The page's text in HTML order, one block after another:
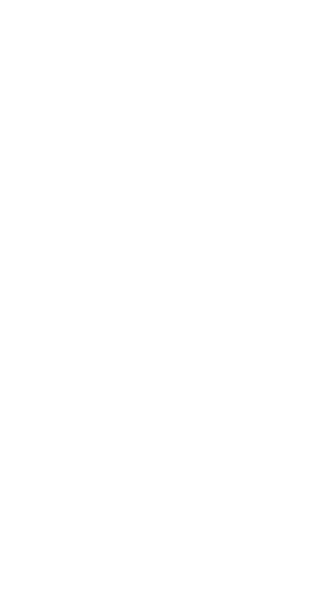
Смажена
Куряча
МИ ВІДКРИТІ
Понеділок –